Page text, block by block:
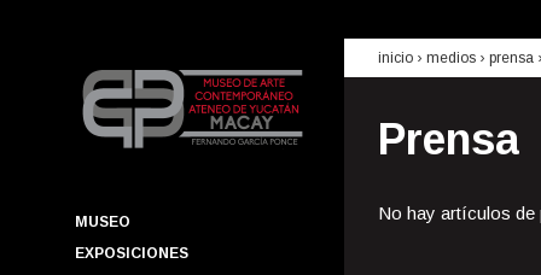
MUSEO
EXPOSICIONES
inicio › medios › prensa
Prensa
No hay artículos de